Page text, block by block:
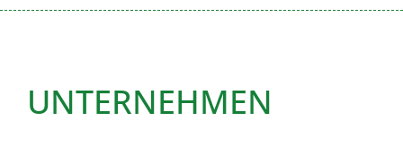
UNTERNEHMEN